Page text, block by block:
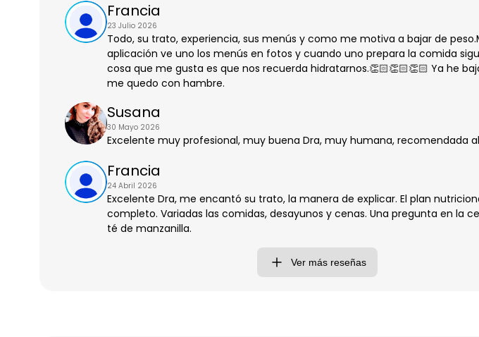
Francia
23 Julio 2026
Todo, su trato, experiencia, sus menús y como me motiva a bajar de
aplicación ve uno los menús en fotos y cuando uno prepara la comida
cosa que me gusta es que nos recuerda hidratarnos.👏🏻👏🏻👏🏻 Ya he
me quedo con hambre.
Susana
30 Mayo 2026
Excelente muy profesional, muy buena Dra, muy humana, recomendada al
Francia
24 Abril 2026
Excelente Dra, me encantó su trato, la manera de explicar. El plan
completo. Variadas las comidas, desayunos y cenas. Una pregunta en la
té de manzanilla.
Ver más reseñas